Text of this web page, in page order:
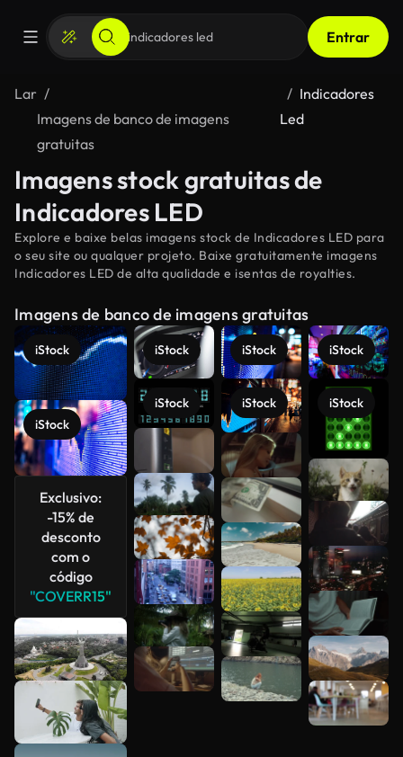
Entrar
Lar
Imagens de banco de imagens
gratuitas
Indicadores
Led
Imagens stock gratuitas de
Indicadores LED
Explore e baixe belas imagens stock de Indicadores LED para
o seu site ou qualquer projeto. Baixe gratuitamente imagens
Indicadores LED de alta qualidade e isentas de royalties.
Imagens de banco de imagens gratuitas
iStock
iStock
Exclusivo:
-15% de
desconto
com o
código
"COVERR15"
iStock
iStock
iStock
iStock
iStock
iStock
Veja mais